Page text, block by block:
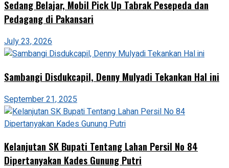
Sedang Belajar, Mobil Pick Up Tabrak Pesepeda dan
Pedagang di Pakansari
July 23, 2026
Sambangi Disdukcapil, Denny Mulyadi Tekankan Hal ini
September 21, 2025
Kelanjutan SK Bupati Tentang Lahan Persil No 84
Dipertanyakan Kades Gunung Putri